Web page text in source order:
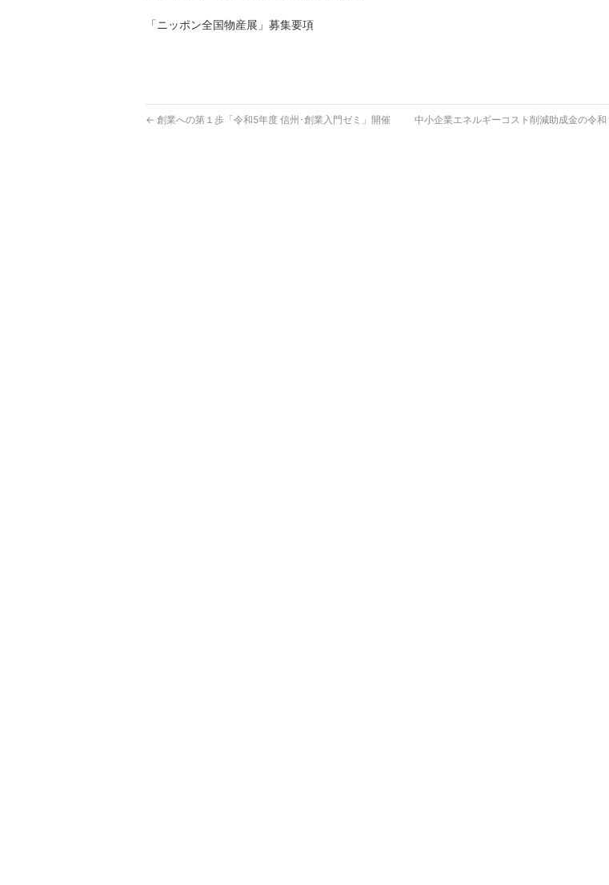
「ニッポン全国物産展」募集要項
← 創業への第１歩「令和5年度 信州･創業入門ゼミ」開催
中小企業エネルギーコスト削減助成金の令